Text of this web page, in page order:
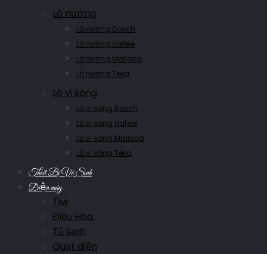
Lò nướng
Lò nướng Bosch
Lò nướng Hafele
Lò nướng Malloca
Lò nướng Teka
Lò vi sóng
Lò vi sóng Bosch
Lò vi sóng Hafele
Lò vi sóng Malloca
Lò vi sóng Teka
Thiết Bị Vệ Sinh
Điện máy
Tivi
Điều Hòa
Tủ lạnh
Quạt điện